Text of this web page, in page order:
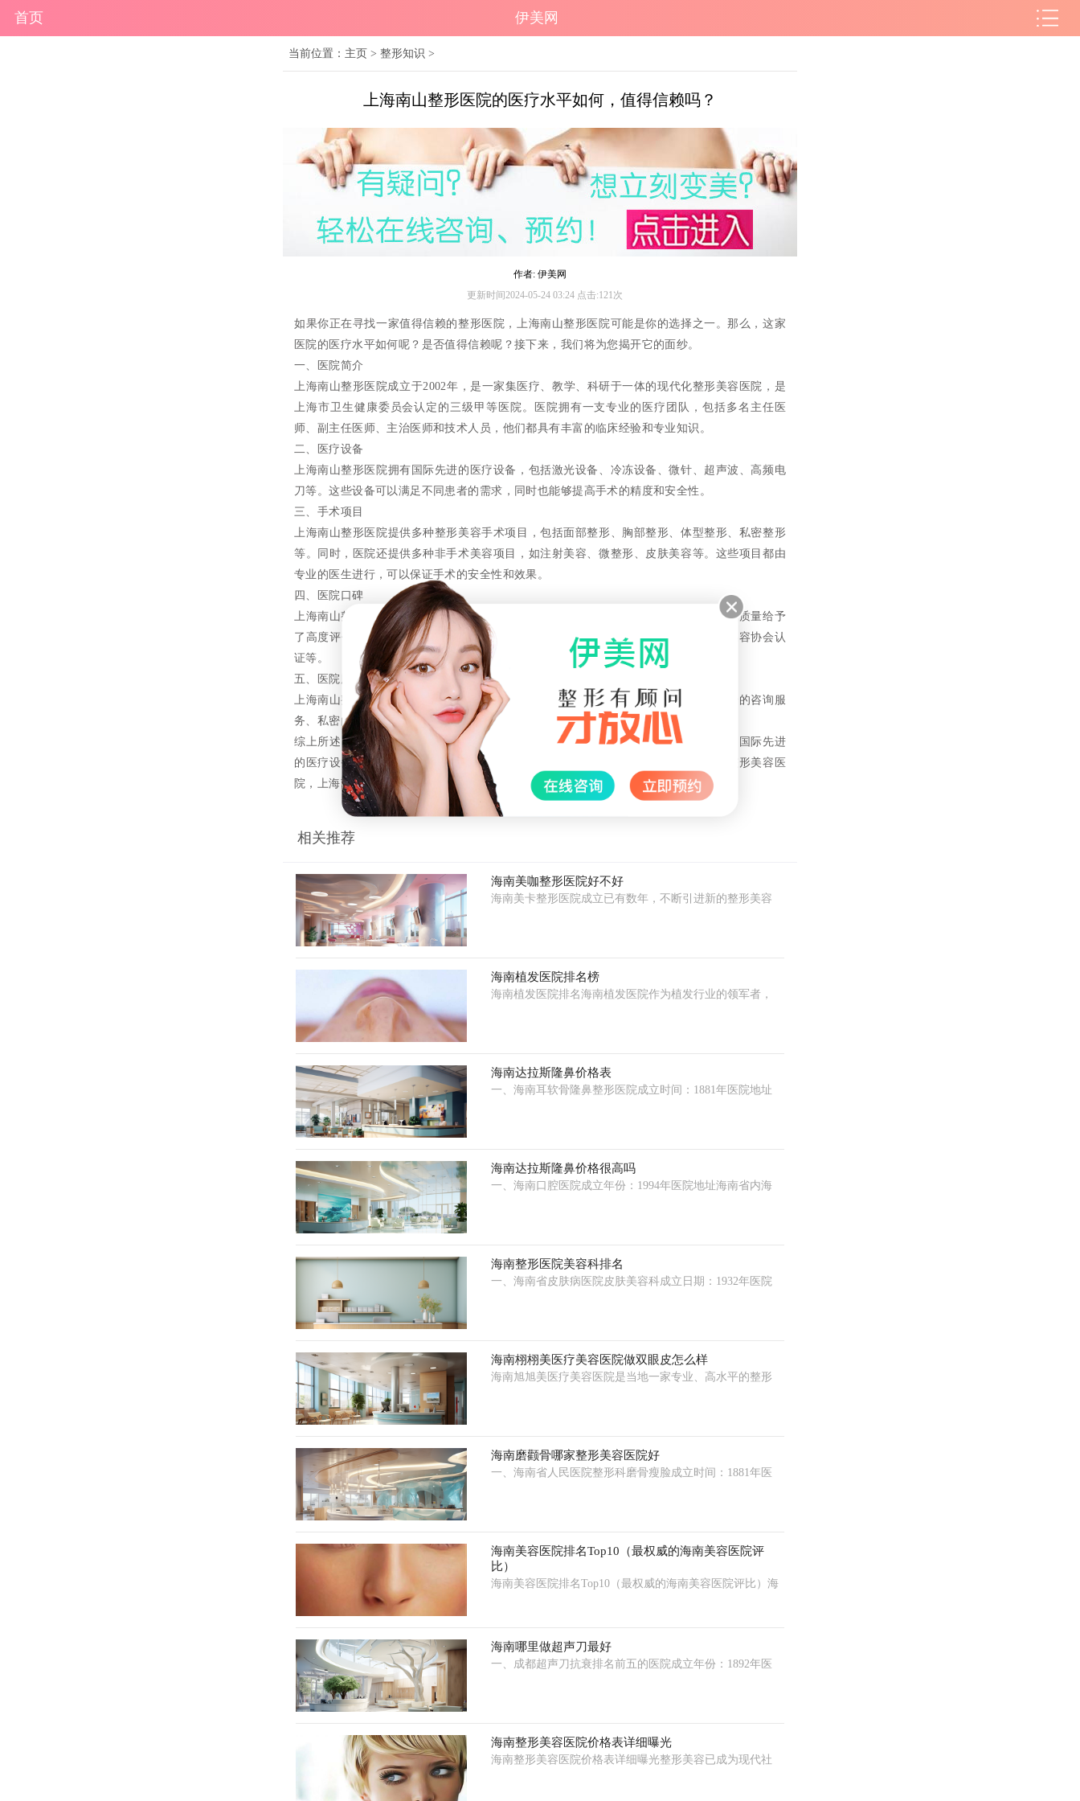
首页 伊美网
当前位置： 主页 >整形知识 >
上海南山整形医院的医疗水平如何，值得信赖吗？
作者: 伊美网
更新时间2024-05-24 03:24 点击:121次
如果你正在寻找一家值得信赖的整形医院，上海南山整形医院可能是你的选择之一。那么，这家
医院的医疗水平如何呢？是否值得信赖呢？接下来，我们将为您揭开它的面纱。
一、医院简介
上海南山整形医院成立于2002年，是一家集医疗、教学、科研于一体的现代化整形美容医院，是
上海市卫生健康委员会认定的三级甲等医院。医院拥有一支专业的医疗团队，包括多名主任医
师、副主任医师、主治医师和技术人员，他们都具有丰富的临床经验和专业知识。
二、医疗设备
上海南山整形医院拥有国际先进的医疗设备，包括激光设备、冷冻设备、微针、超声波、高频电
刀等。这些设备可以满足不同患者的需求，同时也能够提高手术的精度和安全性。
三、手术项目
上海南山整形医院提供多种整形美容手术项目，包括面部整形、胸部整形、体型整形、私密整形
等。同时，医院还提供多种非手术美容项目，如注射美容、微整形、皮肤美容等。这些项目都由
专业的医生进行，可以保证手术的安全性和效果。
四、医院口碑
上海南山整形医院在整形美容领域拥有良好的口碑，许多患者都对它的医疗水平和服务质量给予
了高度评价。此外，医院还获得了多项荣誉和认证，如国际ISO9001认证、亚太医疗美容协会认
证等。
五、医院服务
上海南山整形医院注重患者的服务体验，提供贴心的服务，如专业的翻译服务、一对一的咨询服
务、私密的手术室等。同时，医院还提供贴心的售后服务，如术后随访、术后护理等。
综上所述，上海南山整形医院的医疗水平是值得信赖的。它拥有一支专业的医疗团队、国际先进
的医疗设备、多种整形美容手术项目和良好的口碑。如果你正在寻找一家值得信赖的整形美容医
院，上海南山整形医院可能是你的不二选择。
相关推荐
海南美咖整形医院好不好
海南美卡整形医院成立已有数年，不断引进新的整形美容
海南植发医院排名榜
海南植发医院排名海南植发医院作为植发行业的领军者，
海南达拉斯隆鼻价格表
一、海南耳软骨隆鼻整形医院成立时间：1881年医院地址
海南达拉斯隆鼻价格很高吗
一、海南口腔医院成立年份：1994年医院地址海南省内海
海南整形医院美容科排名
一、海南省皮肤病医院皮肤美容科成立日期：1932年医院
海南栩栩美医疗美容医院做双眼皮怎么样
海南旭旭美医疗美容医院是当地一家专业、高水平的整形
海南磨颧骨哪家整形美容医院好
一、海南省人民医院整形科磨骨瘦脸成立时间：1881年医
海南美容医院排名Top10（最权威的海南美容医院评
比）
海南美容医院排名Top10（最权威的海南美容医院评比）海
海南哪里做超声刀最好
一、成都超声刀抗衰排名前五的医院成立年份：1892年医
海南整形美容医院价格表详细曝光
海南整形美容医院价格表详细曝光整形美容已成为现代社